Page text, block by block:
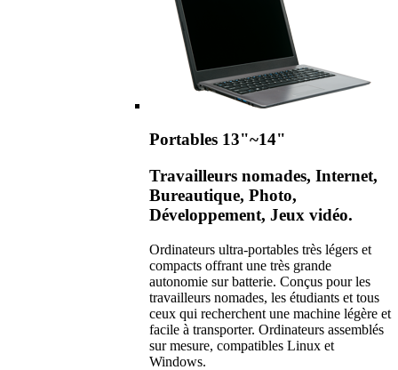
Portables 13"~14"
Travailleurs nomades, Internet,
Bureautique, Photo,
Développement, Jeux vidéo.
Ordinateurs ultra-portables très légers et
compacts offrant une très grande
autonomie sur batterie. Conçus pour les
travailleurs nomades, les étudiants et tous
ceux qui recherchent une machine légère et
facile à transporter. Ordinateurs assemblés
sur mesure, compatibles Linux et
Windows.